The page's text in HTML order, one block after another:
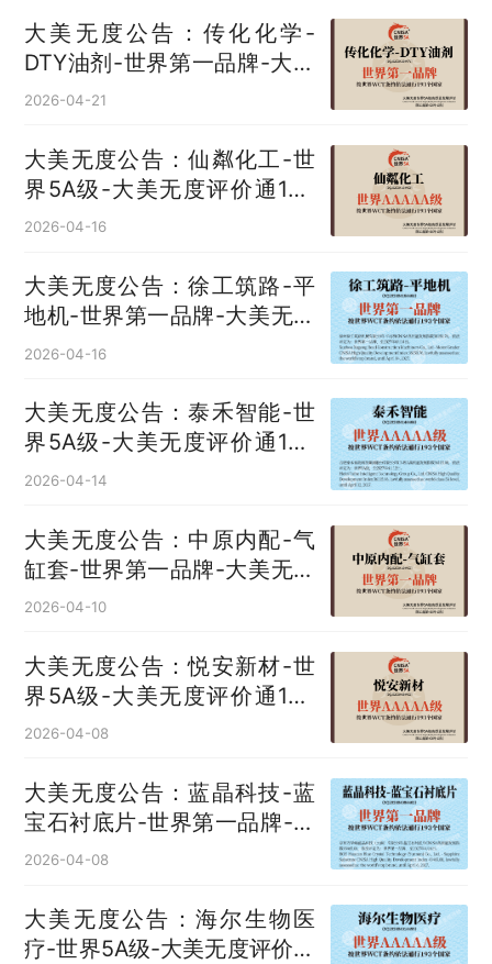
大美无度公告：传化化学-
DTY油剂‌-世界第一品牌-大美
无度评价通193国
2026-04-21
大美无度公告：仙粼化工-世
界5A级-大美无度评价通193
国
2026-04-16
大美无度公告：徐工筑路-平
地机‌-世界第一品牌-大美无度
评价通193国
2026-04-16
大美无度公告：泰禾智能-世
界5A级-大美无度评价通193
国
2026-04-14
大美无度公告：中原内配-气
缸套‌-世界第一品牌-大美无度
评价通193国
2026-04-10
大美无度公告：悦安新材-世
界5A级-大美无度评价通193
国
2026-04-08
大美无度公告：蓝晶科技-蓝
宝石衬底片‌-世界第一品牌-大
美无度评价通193国
2026-04-08
大美无度公告：海尔生物医
疗-世界5A级-大美无度评价通